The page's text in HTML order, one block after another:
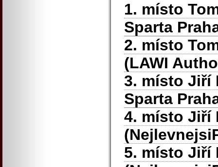
1. místo
Sparta
2. místo
(LAWI
3. místo Jiří
Sparta
4. místo Jiří
5. místo Jiří